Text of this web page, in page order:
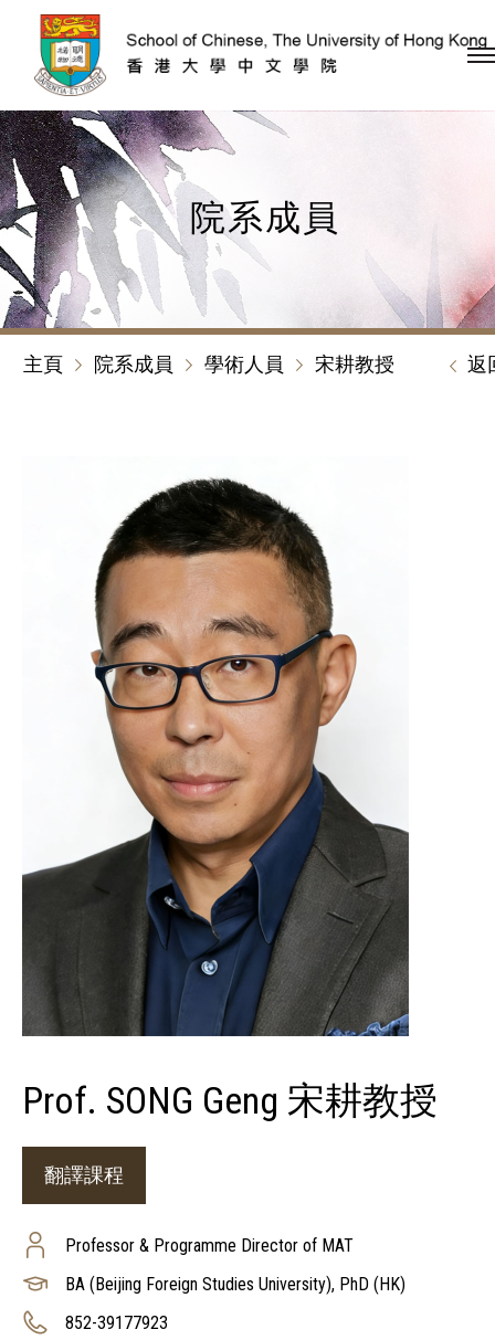
跳到內容（按回車鍵）
院系成員
主頁 院系成員 學術人員 宋耕教授 返
Prof. SONG Geng 宋耕教授
翻譯課程
Professor & Programme Director of MAT
BA (Beijing Foreign Studies University), PhD (HK)
852-39177923